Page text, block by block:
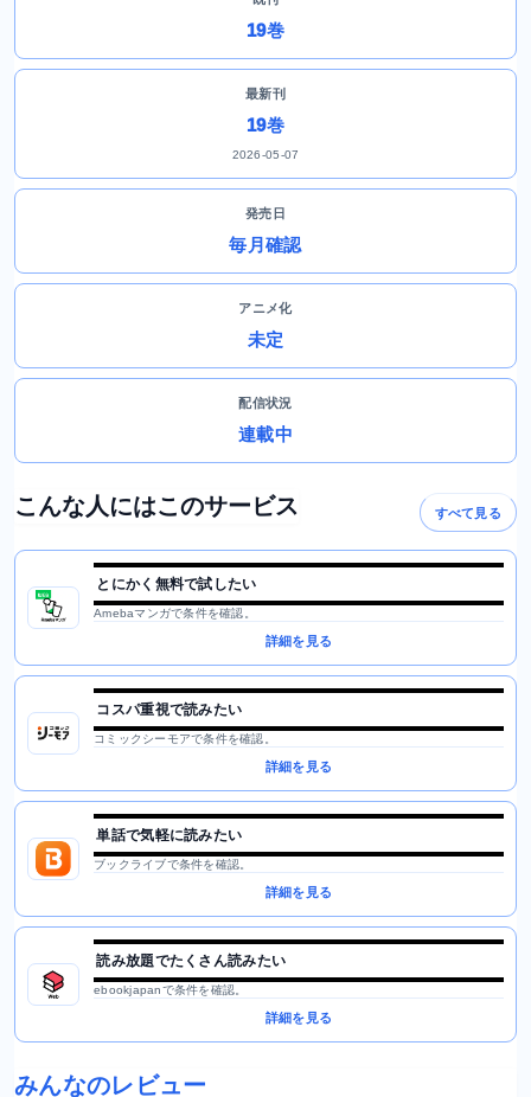
19巻
最新刊
19巻
2026-05-07
発売日
毎月確認
アニメ化
未定
配信状況
連載中
こんな人にはこのサービス すべて見る
とにかく無料で試したい
Amebaマンガで条件を確認。
詳細を見る
コスパ重視で読みたい
コミックシーモアで条件を確認。
詳細を見る
単話で気軽に読みたい
ブックライブで条件を確認。
詳細を見る
読み放題でたくさん読みたい
ebookjapanで条件を確認。
詳細を見る
みんなのレビュー